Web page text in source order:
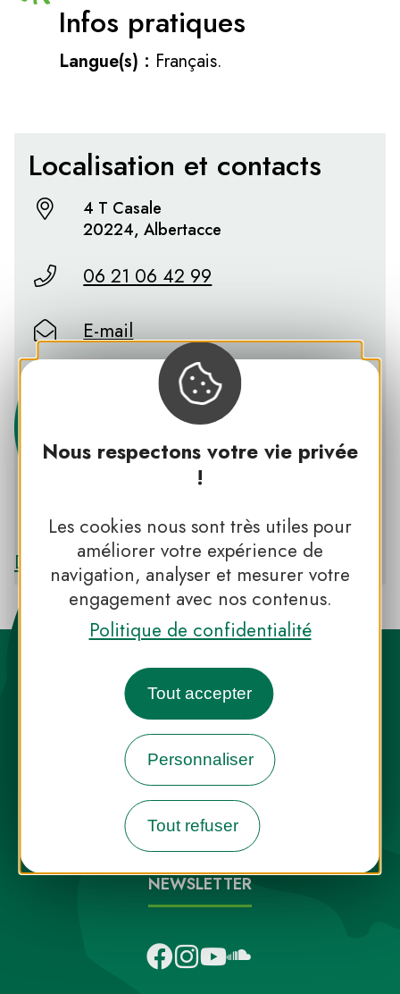
Nous respectons votre vie privée
!
Les cookies nous sont très utiles pour
améliorer votre expérience de
navigation, analyser et mesurer votre
engagement avec nos contenus.
Politique de confidentialité
Tout accepter
Personnaliser
Tout refuser
Infos pratiques
Langue(s) : Français.
Localisation et contacts
4 T Casale
20224, Albertacce
06 21 06 42 99
E-mail
PNR DE CORSE
Découvrir le PNR DE CORSE
Destination Parcs, de l’inspiration en
toute saison
INFOS PRESSEFAQNOUS CONTACTER
NEWSLETTER